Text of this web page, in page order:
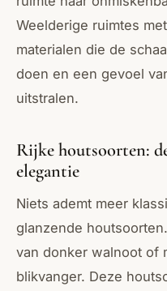
Weelderige ruimtes
materialen die de
doen en een gevoel
uitstralen.
Rijke houtsoorten:
elegantie
Niets ademt meer
glanzende
van donker walnoot of
blikvanger. Deze